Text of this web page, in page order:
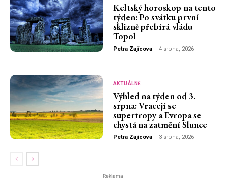
Keltský horoskop na tento
týden: Po svátku první
sklizně přebírá vládu
Topol
Petra Zajícova - 4 srpna, 2026
AKTUÁLNĚ
Výhled na týden od 3.
srpna: Vracejí se
supertropy a Evropa se
chystá na zatmění Slunce
Petra Zajícova - 3 srpna, 2026
Reklama